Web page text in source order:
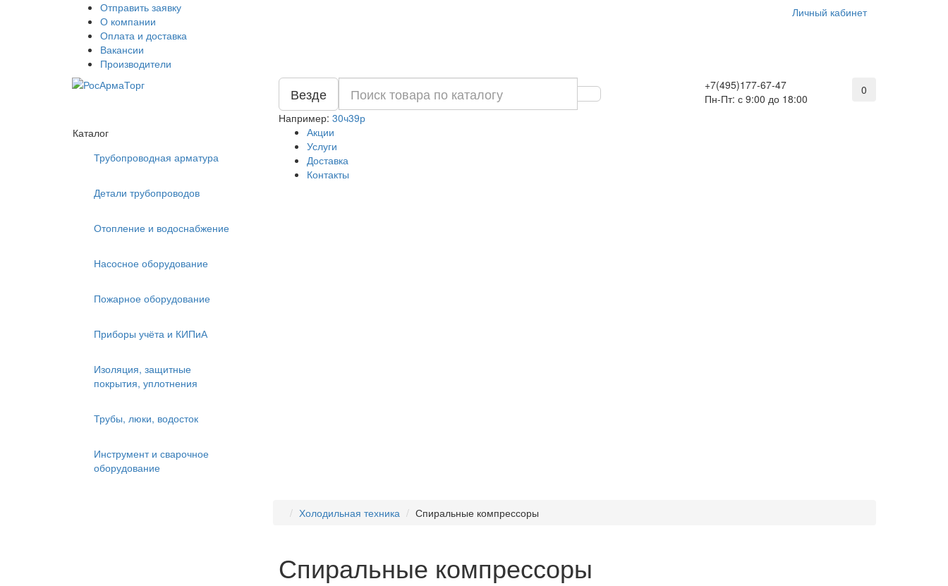
Личный кабинет
Отправить заявку
О компании
Оплата и доставка
Вакансии
Производители
+7(495)177-67-47
Пн-Пт: с 9:00 до 18:00
0
Везде
Например: 30ч39р
Акции
Услуги
Доставка
Контакты
Каталог
Трубопроводная арматура
Детали трубопроводов
Отопление и водоснабжение
Насосное оборудование
Пожарное оборудование
Приборы учёта и КИПиА
Изоляция, защитные
покрытия, уплотнения
Трубы, люки, водосток
Инструмент и сварочное
оборудование
Холодильная техника Спиральные компрессоры
Спиральные компрессоры